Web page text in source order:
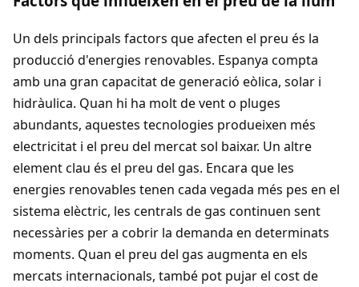
Un dels principals factors que afecten el preu és la
producció d'energies renovables. Espanya compta
amb una gran capacitat de generació eòlica, solar i
hidràulica. Quan hi ha molt de vent o pluges
abundants, aquestes tecnologies produeixen més
electricitat i el preu del mercat sol baixar. Un altre
element clau és el preu del gas. Encara que les
energies renovables tenen cada vegada més pes en el
sistema elèctric, les centrals de gas continuen sent
necessàries per a cobrir la demanda en determinats
moments. Quan el preu del gas augmenta en els
mercats internacionals, també pot pujar el cost de